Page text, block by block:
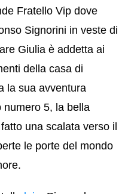
Fratello Vip dove
Signorini in veste di
Giulia è addetta ai
della casa di
la sua avventura
numero 5, la bella
una scalata verso il
le porte del mondo